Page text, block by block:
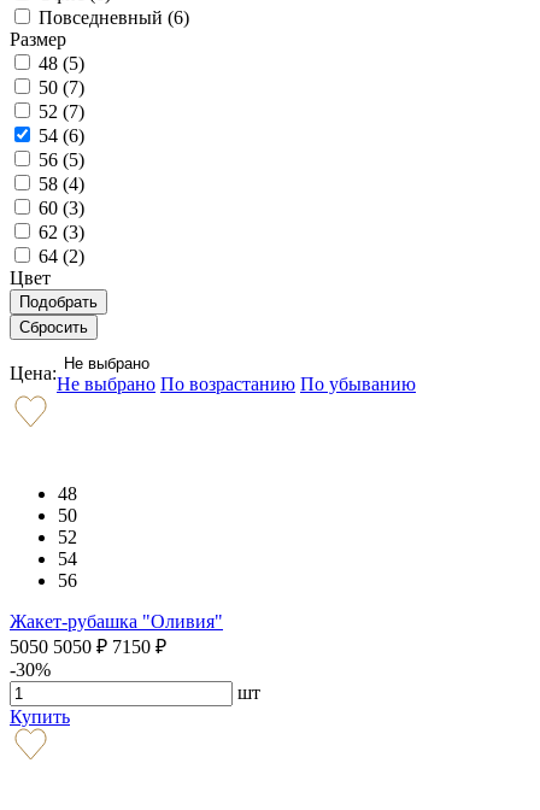
Повседневный (6)
Размер
48 (5)
50 (7)
52 (7)
54 (6)
56 (5)
58 (4)
60 (3)
62 (3)
64 (2)
Цвет
Цена: Не выбрано
Не выбрано По возрастанию По убыванию
48
50
52
54
56
Жакет-рубашка "Оливия"
5050 5050 ₽ 7150 ₽
-30%
шт
Купить